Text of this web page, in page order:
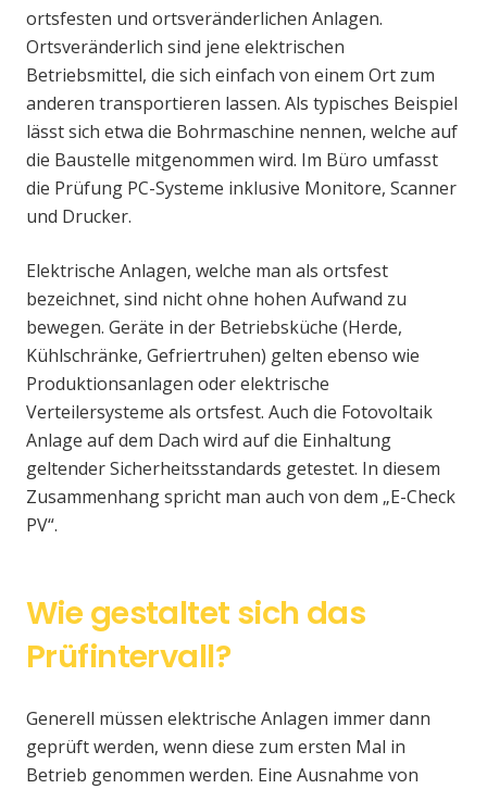
ortsfesten und ortsveränderlichen Anlagen.
Ortsveränderlich sind jene elektrischen
Betriebsmittel, die sich einfach von einem Ort zum
anderen transportieren lassen. Als typisches Beispiel
lässt sich etwa die Bohrmaschine nennen, welche auf
die Baustelle mitgenommen wird. Im Büro umfasst
die Prüfung PC-Systeme inklusive Monitore, Scanner
und Drucker.
Elektrische Anlagen, welche man als ortsfest
bezeichnet, sind nicht ohne hohen Aufwand zu
bewegen. Geräte in der Betriebsküche (Herde,
Kühlschränke, Gefriertruhen) gelten ebenso wie
Produktionsanlagen oder elektrische
Verteilersysteme als ortsfest. Auch die Fotovoltaik
Anlage auf dem Dach wird auf die Einhaltung
geltender Sicherheitsstandards getestet. In diesem
Zusammenhang spricht man auch von dem „E-Check
PV“.
Wie gestaltet sich das
Prüfintervall?
Generell müssen elektrische Anlagen immer dann
geprüft werden, wenn diese zum ersten Mal in
Betrieb genommen werden. Eine Ausnahme von